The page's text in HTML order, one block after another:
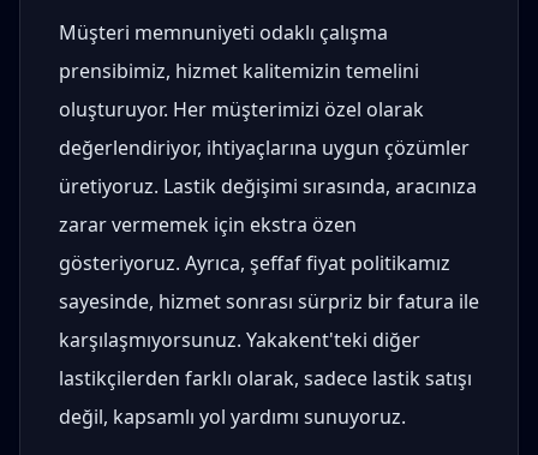
Müşteri memnuniyeti odaklı çalışma
prensibimiz, hizmet kalitemizin temelini
oluşturuyor. Her müşterimizi özel olarak
değerlendiriyor, ihtiyaçlarına uygun çözümler
üretiyoruz. Lastik değişimi sırasında, aracınıza
zarar vermemek için ekstra özen
gösteriyoruz. Ayrıca, şeffaf fiyat politikamız
sayesinde, hizmet sonrası sürpriz bir fatura ile
karşılaşmıyorsunuz. Yakakent'teki diğer
lastikçilerden farklı olarak, sadece lastik satışı
değil, kapsamlı yol yardımı sunuyoruz.